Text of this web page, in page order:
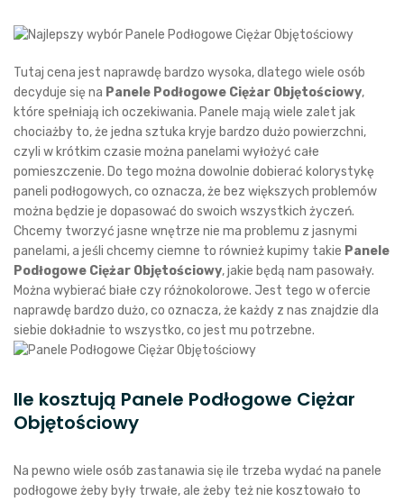
Tutaj cena jest naprawdę bardzo wysoka, dlatego wiele osób
decyduje się na Panele Podłogowe Ciężar Objętościowy,
które spełniają ich oczekiwania. Panele mają wiele zalet jak
chociażby to, że jedna sztuka kryje bardzo dużo powierzchni,
czyli w krótkim czasie można panelami wyłożyć całe
pomieszczenie. Do tego można dowolnie dobierać kolorystykę
paneli podłogowych, co oznacza, że bez większych problemów
można będzie je dopasować do swoich wszystkich życzeń.
Chcemy tworzyć jasne wnętrze nie ma problemu z jasnymi
panelami, a jeśli chcemy ciemne to również kupimy takie Panele
Podłogowe Ciężar Objętościowy, jakie będą nam pasowały.
Można wybierać białe czy różnokolorowe. Jest tego w ofercie
naprawdę bardzo dużo, co oznacza, że każdy z nas znajdzie dla
siebie dokładnie to wszystko, co jest mu potrzebne.
Ile kosztują Panele Podłogowe Ciężar
Objętościowy
Na pewno wiele osób zastanawia się ile trzeba wydać na panele
podłogowe żeby były trwałe, ale żeby też nie kosztowało to